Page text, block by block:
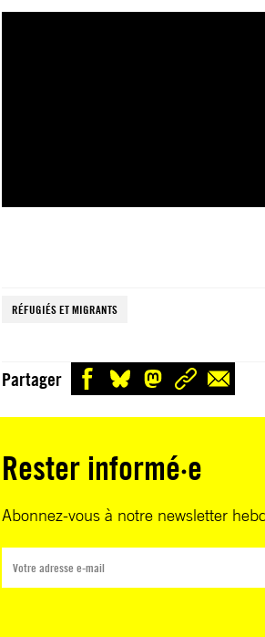
RÉFUGIÉS ET MIGRANTS
Partager
Rester informé·e
Abonnez-vous à notre newsletter